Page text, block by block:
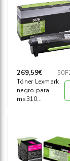
269,59€
Tóner Lexmark
negro para
ms310